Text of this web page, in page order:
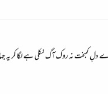
دلِ کمبخت نہ روک آگ نکلی ہے لگا کر